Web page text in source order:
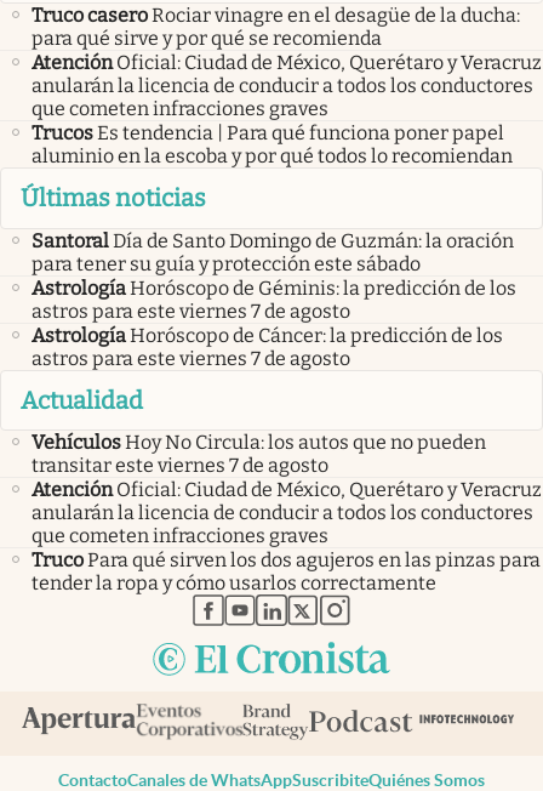
Truco caseroRociar vinagre en el desagüe de la ducha:
para qué sirve y por qué se recomienda
Atención Oficial: Ciudad de México, Querétaro y Veracruz
anularán la licencia de conducir a todos los conductores
que cometen infracciones graves
TrucosEs tendencia | Para qué funciona poner papel
aluminio en la escoba y por qué todos lo recomiendan
Últimas noticias
SantoralDía de Santo Domingo de Guzmán: la oración
para tener su guía y protección este sábado
AstrologíaHoróscopo de Géminis: la predicción de los
astros para este viernes 7 de agosto
AstrologíaHoróscopo de Cáncer: la predicción de los
astros para este viernes 7 de agosto
Actualidad
VehículosHoy No Circula: los autos que no pueden
transitar este viernes 7 de agosto
Atención Oficial: Ciudad de México, Querétaro y Veracruz
anularán la licencia de conducir a todos los conductores
que cometen infracciones graves
TrucoPara qué sirven los dos agujeros en las pinzas para
tender la ropa y cómo usarlos correctamente
abre en nueva pestaña
abre en nueva pestaña
abre en nueva pestaña
abre en nueva pestaña
abre en nueva pestaña
ContactoCanales de WhatsAppSuscribiteQuiénes Somos